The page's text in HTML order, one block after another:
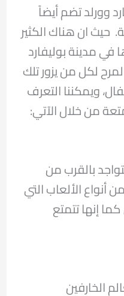
وورلد تضم أيضاً
حيث ان هناك الكثير
في مدينة بوليفارد
لكل من يزور تلك
ويمكننا التعرف
من خلال الآتي:
بالقرب من
أنواع الألعاب التي
إنها تتمتع
الخارفين